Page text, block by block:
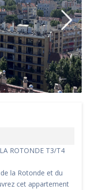
ROTONDE T3/T4
la Rotonde et du
cet appartement